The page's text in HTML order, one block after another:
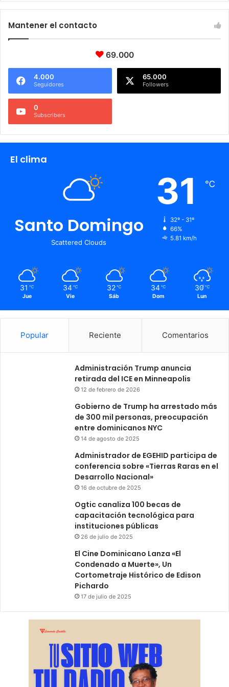
Mantener el contacto
69.000
4.000
Seguidores
65.000
Followers
0
Subscribers
El clima
Santo Domingo
Scattered Clouds
31 ℃
32º - 31º
66%
5.81 km/h
31 ℃
Jue
34 ℃
Vie
32 ℃
Sáb
34 ℃
Dom
30 ℃
Lun
Popular Reciente Comentarios
Administración Trump anuncia
retirada del ICE en Minneapolis
12 de febrero de 2026
Gobierno de Trump ha arrestado más
de 300 mil personas, preocupación
entre dominicanos NYC
14 de agosto de 2025
Administrador de EGEHID participa de
conferencia sobre «Tierras Raras en el
Desarrollo Nacional»
16 de octubre de 2025
Ogtic canaliza 100 becas de
capacitación tecnológica para
instituciones públicas
26 de julio de 2025
El Cine Dominicano Lanza «El
Condenado a Muerte», Un
Cortometraje Histórico de Edison
Pichardo
17 de julio de 2025